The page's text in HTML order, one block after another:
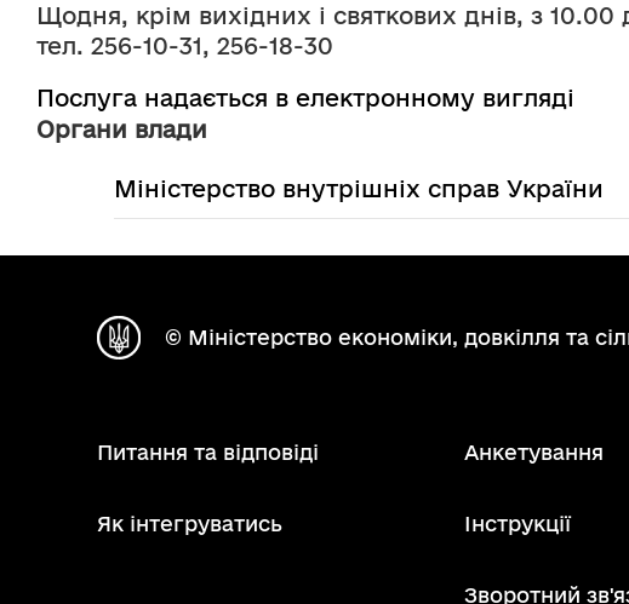
Щодня, крім вихідних і святкових днів, з 10.00
тел. 256-10-31, 256-18-30
Послуга надається в електронному вигляді
Органи влади
Міністерство внутрішніх справ України
© Міністерство економіки, довкілля та
Питання та відповіді
Як інтегруватись
Анкетування
Інструкції
Зворотний